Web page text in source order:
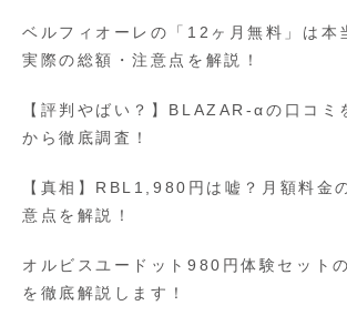
ベルフィオーレの「12ヶ月無料」は本
実際の総額・注意点を解説！
【評判やばい？】BLAZAR-αの口コミ
から徹底調査！
【真相】RBL1,980円は嘘？月額料金
意点を解説！
オルビスユードット980円体験セット
を徹底解説します！